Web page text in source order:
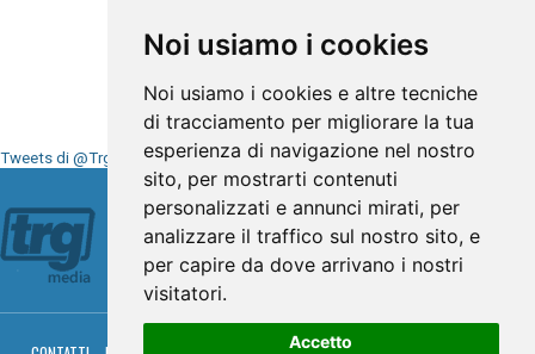
Noi usiamo i cookies
Noi usiamo i cookies e altre tecniche
di tracciamento per migliorare la tua
esperienza di navigazione nel nostro
sito, per mostrarti contenuti
personalizzati e annunci mirati, per
analizzare il traffico sul nostro sito, e
per capire da dove arrivano i nostri
visitatori.
Accetto
Tweets di @TrgMedia
Seguici su